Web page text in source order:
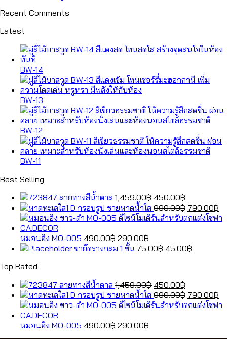
Recent Comments
Latest
BW-14
BW-13
BW-12
BW-11
Best Selling
ลายทางสีน้ำตาล 1,459.00฿ Original
price
was:
450.00฿
price
is:
กรอบรูป ชายหาดน้ำใส 990.00฿ Original
price
790.00฿
หมอนอิง MO-005 490.00฿ Original
price
290.00฿
price
ขายึดรางกลม 1 ชั้น 75.00฿ Original
45.00฿
Top Rated
ลายทางสีน้ำตาล 1,459.00฿ Original
price
was:
450.00฿
price
is:
กรอบรูป ชายหาดน้ำใส 990.00฿ Original
price
790.00฿
หมอนอิง MO-005 490.00฿ Original
290.00฿